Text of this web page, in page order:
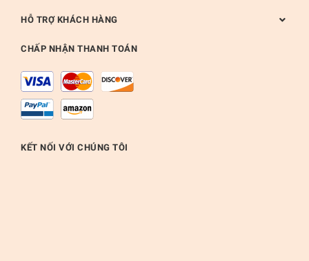
HỖ TRỢ KHÁCH HÀNG
CHẤP NHẬN THANH TOÁN
KẾT NỐI VỚI CHÚNG TÔI